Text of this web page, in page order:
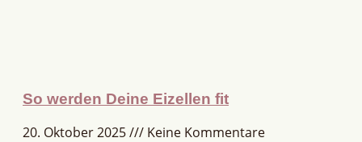
So werden Deine Eizellen fit
20. Oktober 2025
Keine Kommentare